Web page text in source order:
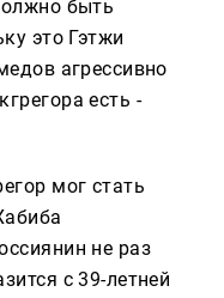
быть
это Гэтжи
агрессивно
есть -
мог стать
не раз
с 39-летней